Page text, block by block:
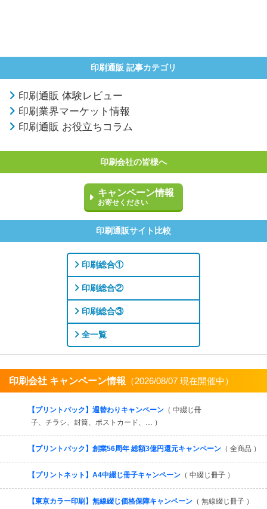
印刷通販 記事カテゴリ
印刷通販 体験レビュー
印刷業界マーケット情報
印刷通販 お役立ちコラム
印刷会社の皆様へ
キャンペーン情報
お寄せください
印刷通販サイト比較
印刷総合①
印刷総合②
印刷総合③
全一覧
印刷会社 キャンペーン情報 （2026/08/07 現在開催中）
【プリントパック】週替わりキャンペーン （ 中綴じ冊
子、チラシ、封筒、ポストカード、… ）
【プリントパック】創業56周年 総額3億円還元キャンペーン （ 全商品 ）
【プリントネット】A4中綴じ冊子キャンペーン （ 中綴じ冊子 ）
【東京カラー印刷】無線綴じ価格保障キャンペーン （ 無線綴じ冊子 ）